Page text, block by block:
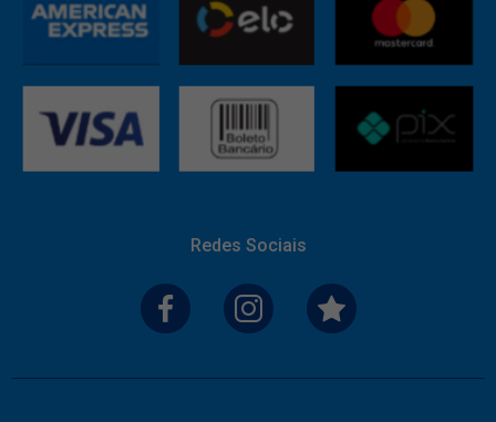
Redes Sociais